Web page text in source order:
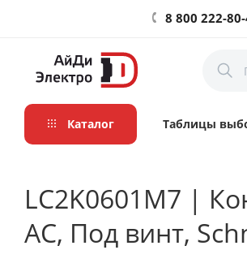
8 800 222-
Каталог Таблицы
LC2K0601M7 |
AC, Под винт,